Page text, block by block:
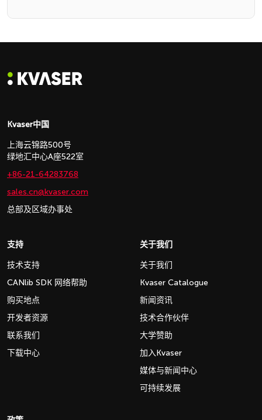
Kvaser中国
上海云锦路500号
绿地汇中心A座522室
+86-21-64283768
sales.cn@kvaser.com
总部及区域办事处
支持
技术支持
CANlib SDK 网络帮助
购买地点
开发者资源
联系我们
下载中心
关于我们
关于我们
Kvaser Catalogue
新闻资讯
技术合作伙伴
大学赞助
加入Kvaser
媒体与新闻中心
可持续发展